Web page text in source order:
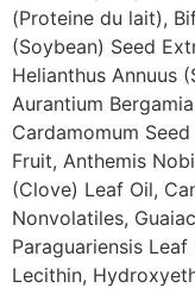
(Proteine du lait),
(Soybean) Seed
Helianthus Annuus
Aurantium
Cardamomum
Fruit, Anthemis
(Clove) Leaf Oil,
Nonvolatiles,
Paraguariensis
Lecithin,